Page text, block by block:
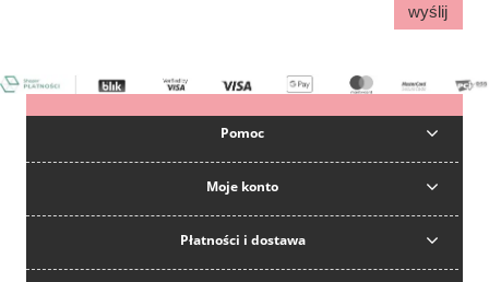
wyślij
Pomoc
Moje konto
Płatności i dostawa